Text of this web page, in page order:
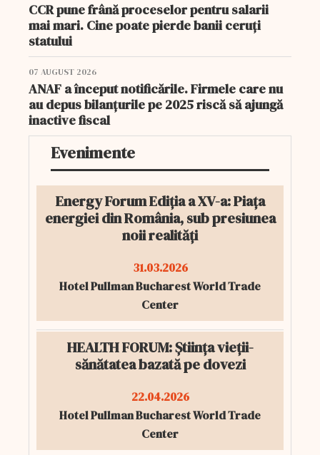
CCR pune frână proceselor pentru salarii
mai mari. Cine poate pierde banii ceruți
statului
07 AUGUST 2026
ANAF a început notificările. Firmele care nu
au depus bilanțurile pe 2025 riscă să ajungă
inactive fiscal
Evenimente
Energy Forum Ediția a XV-a: Piața
energiei din România, sub presiunea
noii realități
31.03.2026
Hotel Pullman Bucharest World Trade
Center
HEALTH FORUM: Știința vieții-
sănătatea bazată pe dovezi
22.04.2026
Hotel Pullman Bucharest World Trade
Center